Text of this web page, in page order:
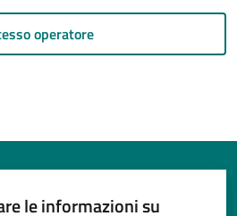
operatore
le informazioni su